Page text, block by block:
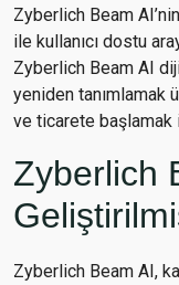
Zyberlich Beam
ile kullanıcı dostu
Zyberlich Beam AI
yeniden tanımlamak
ve ticarete başlamak
Zyberlich
Zyberlich Beam AI,